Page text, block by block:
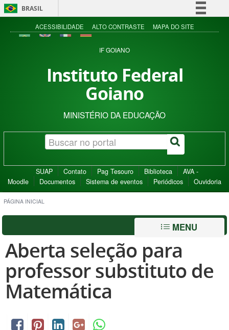
BRASIL
Simplifique!
Acesso à informação
ACESSIBILIDADE ALTO CONTRASTE MAPA DO SITE
IF GOIANO
Instituto Federal
Goiano
MINISTÉRIO DA EDUCAÇÃO
SUAP Contato Pag Tesouro Biblioteca
AVA -
Moodle
Documentos Sistema de eventos Periódicos Ouvidoria
PÁGINA INICIAL
MENU
Aberta seleção para
professor substituto de
Matemática